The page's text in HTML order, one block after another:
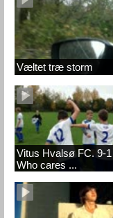
Væltet træ storm
Vitus Hvalsø FC. 9-
Who cares ...